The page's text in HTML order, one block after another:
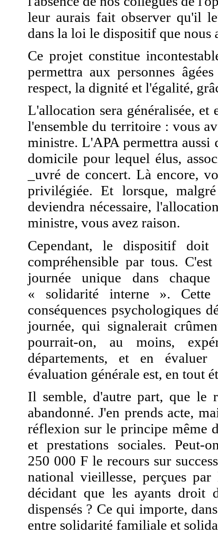
leur aurais fait observer qu'il
dans la loi le dispositif que nous
Ce projet constitue
permettra aux personnes
respect, la dignité et l'égalité,
L'allocation sera généralisée,
l'ensemble du territoire : vous
ministre. L'APA permettra aussi
domicile pour lequel élus,
_uvré de concert. Là encore,
privilégiée. Et lorsque,
deviendra nécessaire,
ministre, vous avez raison.
Cependant, le dispositif
compréhensible par tous.
journée unique dans
« solidarité interne ».
conséquences psychologiques
journée, qui signalerait
pourrait-on, au moins,
départements, et en
évaluation générale est, en tout
Il semble, d'autre part, que le
abandonné. J'en prends acte,
réflexion sur le principe même
et prestations sociales.
250 000 F le recours sur
national vieillesse, perçues
décidant que les ayants droit
dispensés ? Ce qui importe,
entre solidarité familiale et